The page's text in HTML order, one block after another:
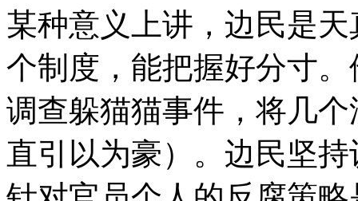
某种意义上讲，边民是
个制度，能把握好分寸
调查躲猫猫事件，将几
直引以为豪）。边民坚